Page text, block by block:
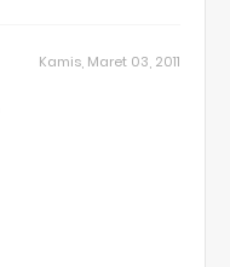
Kamis, Maret 03, 2011